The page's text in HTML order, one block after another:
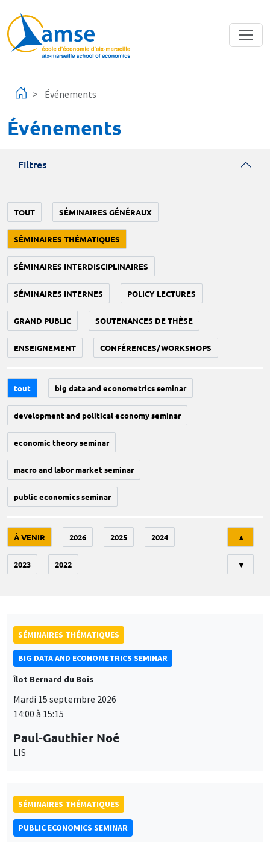
Événements
Événements
Filtres
TOUT SÉMINAIRES GÉNÉRAUX
SÉMINAIRES THÉMATIQUES
SÉMINAIRES INTERDISCIPLINAIRES
SÉMINAIRES INTERNES POLICY LECTURES
GRAND PUBLIC SOUTENANCES DE THÈSE
ENSEIGNEMENT CONFÉRENCES/WORKSHOPS
tout big data and econometrics seminar
development and political economy seminar
economic theory seminar
macro and labor market seminar
public economics seminar
À VENIR 2026 2025 2024
2023 2022
▲
▼
SÉMINAIRES THÉMATIQUES
BIG DATA AND ECONOMETRICS SEMINAR
Îlot Bernard du Bois
Mardi 15 septembre 2026
14:00 à 15:15
Paul-Gauthier Noé
LIS
SÉMINAIRES THÉMATIQUES
PUBLIC ECONOMICS SEMINAR